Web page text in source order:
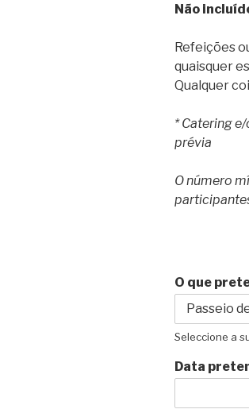
Não
Refeições
quaisquer
Qualquer
* Catering
prévia
O número
O que
Seleccione a
Data